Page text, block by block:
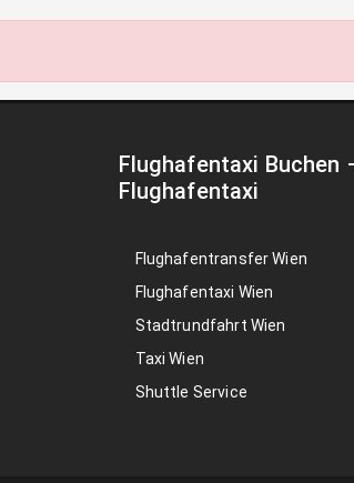
Flughafentaxi Buchen
Flughafentaxi
Flughafentransfer Wien
Flughafentaxi Wien
Stadtrundfahrt Wien
Taxi Wien
Shuttle Service